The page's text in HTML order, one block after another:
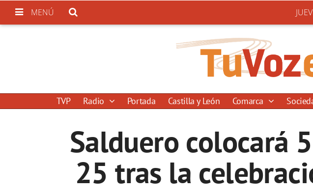
MENÚ
TVP Radio Portada Castilla y León Comarca
Salduero colocará
25 tras la